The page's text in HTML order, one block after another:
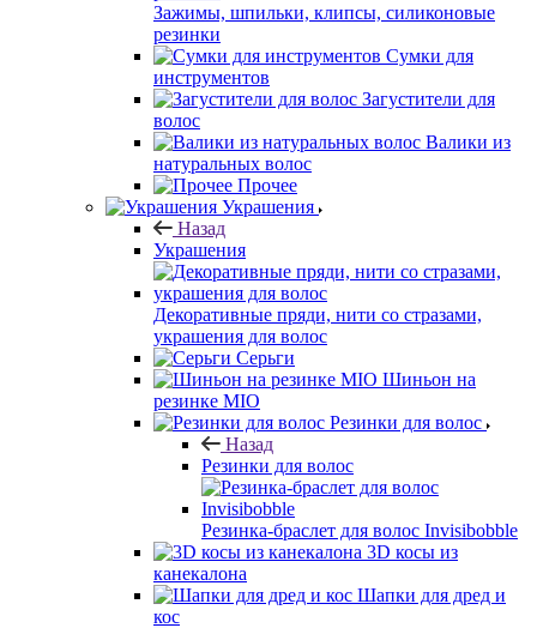
Зажимы, шпильки, клипсы, силиконовые
резинки
Сумки для
инструментов
Загустители для
волос
Валики из
натуральных волос
Прочее
Украшения
Назад
Украшения
Декоративные пряди, нити со стразами,
украшения для волос
Серьги
Шиньон на
резинке MIO
Резинки для волос
Назад
Резинки для волос
Резинка-браслет для волос Invisibobble
3D косы из
канекалона
Шапки для дред и
кос